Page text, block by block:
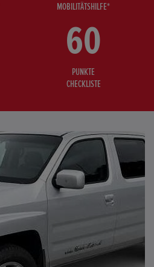
MOBILITÄTSHILFE*
60
PUNKTE
CHECKLISTE